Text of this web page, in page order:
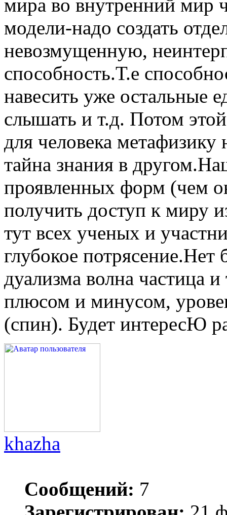
мира во внутренний мир
модели-надо создать
невозмущенную,
способность.Т.е
навесить уже остальные
слышать и т.д. Потом
для человека
тайна знания в
проявленных форм (чем
получить доступ к миру
тут всех ученых и
глубокое
дуализма волна частица
плюсом и минусом,
(спин). Будет интересЮ
khazha
Сообщений: 7